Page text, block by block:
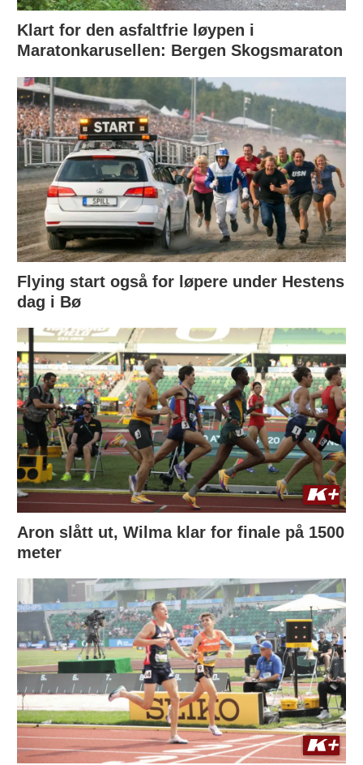
Klart for den asfaltfrie løypen i
Maratonkarusellen: Bergen Skogsmaraton
Flying start også for løpere under Hestens
dag i Bø
Aron slått ut, Wilma klar for finale på 1500
meter